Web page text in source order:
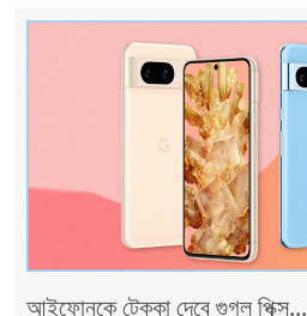
আইফোনকে টেক্কা দেবে গুগল পিক্স...